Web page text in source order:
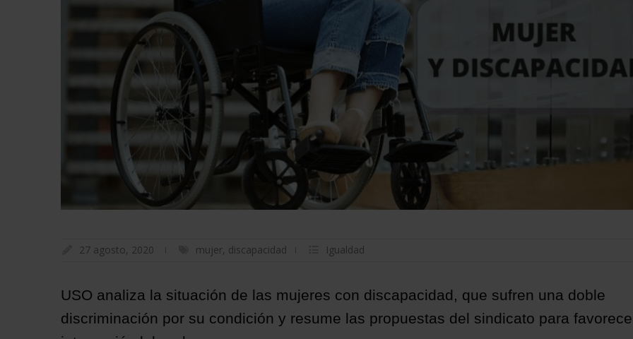
27 agosto, 2020 mujer, discapacidad Igualdad
USO analiza la situación de las mujeres con discapacidad, que sufren una doble
discriminación por su condición y resume las propuestas del sindicato para